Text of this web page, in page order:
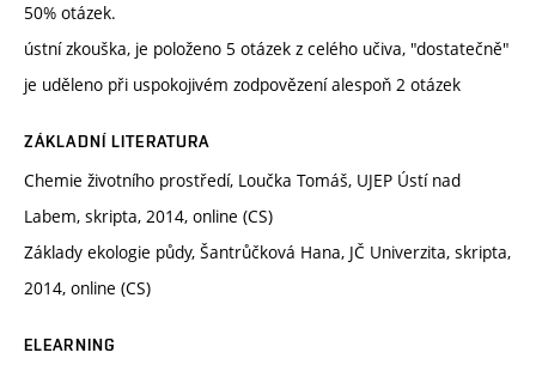
50% otázek.
ústní zkouška, je položeno 5 otázek z celého učiva, "dostatečně"
je uděleno při uspokojivém zodpovězení alespoň 2 otázek
ZÁKLADNÍ LITERATURA
Chemie životního prostředí, Loučka Tomáš, UJEP Ústí nad
Labem, skripta, 2014, online (CS)
Základy ekologie půdy, Šantrůčková Hana, JČ Univerzita, skripta,
2014, online (CS)
ELEARNING